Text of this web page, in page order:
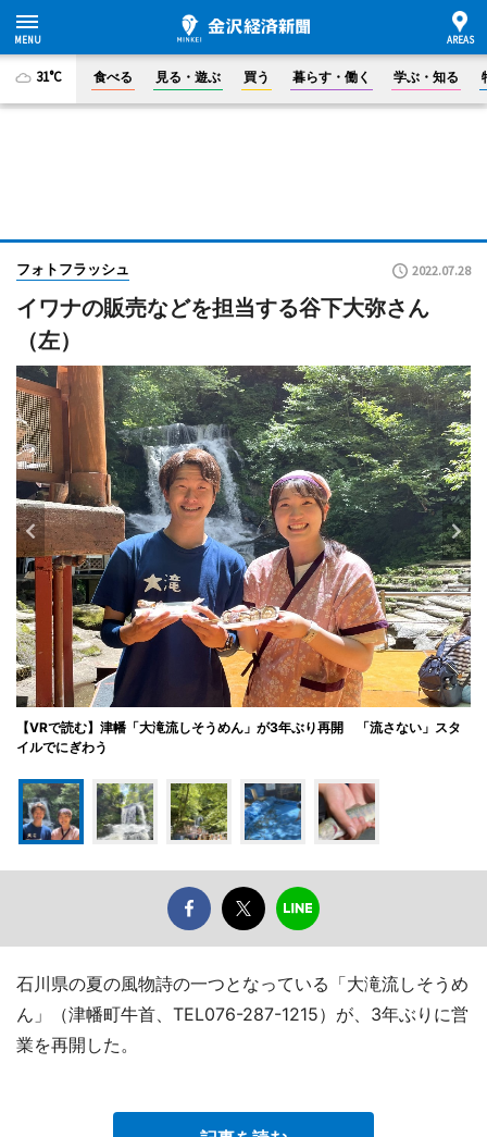
31°C 食べる 見る・遊ぶ 買う 暮らす・働く 学ぶ・知る
フォトフラッシュ 2022.07.28
イワナの販売などを担当する谷下大弥さん
（左）
【VRで読む】津幡「大滝流しそうめん」が3年ぶり再開 「流さない」スタ
イルでにぎわう
石川県の夏の風物詩の一つとなっている「大滝流しそうめ
ん」（津幡町牛首、TEL076-287-1215）が、3年ぶりに営
業を再開した。